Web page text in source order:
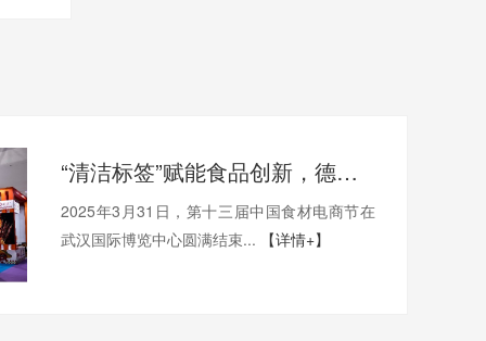
“清洁标签”赋能食品创新，德慧协尤膳坊品牌引爆良之隆展会
2025年3月31日，第十三届中国食材电商节在
武汉国际博览中心圆满结束...
【详情+】